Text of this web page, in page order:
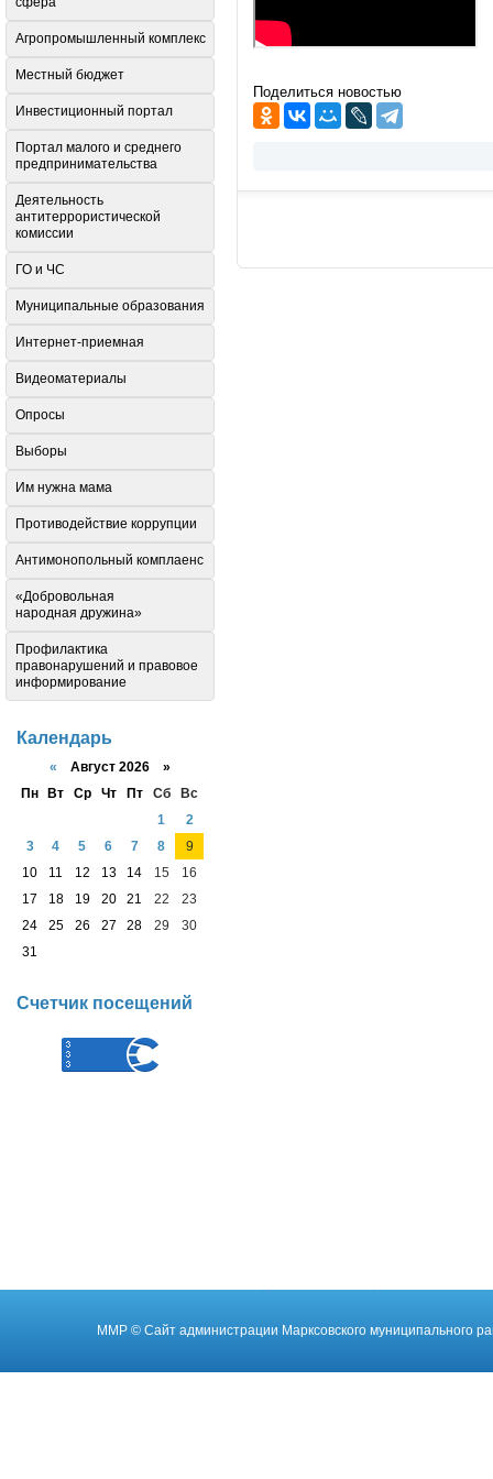
Поделиться новостью
Агропромышленный комплекс
Местный бюджет
Инвестиционный портал
Портал малого и среднего
предпринимательства
Деятельность
антитеррористической
комиссии
ГО и ЧС
Муниципальные образования
Интернет-приемная
Видеоматериалы
Опросы
Выборы
Им нужна мама
Противодействие коррупции
Антимонопольный комплаенс
«Добровольная
народная дружина»
Профилактика
правонарушений и правовое
информирование
Календарь
« Август 2026 »
Пн
Вт Ср Чт Пт Сб
Вс
1
2
3
4 5 6 7 8
9
10
11 12 13 14 15
16
17
18 19 20 21 22
23
24
25 26 27 28 29
30
31
Счетчик посещений
ММР © Cайт администрации Марксовского муниципального